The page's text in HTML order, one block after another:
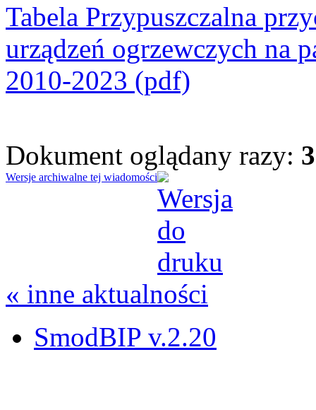
Tabela Przypuszczalna
urządzeń ogrzewczych na
2010-2023 (pdf)
Dokument oglądany razy:
Wersje archiwalne tej wiadomości
« inne aktualności
SmodBIP v.2.20